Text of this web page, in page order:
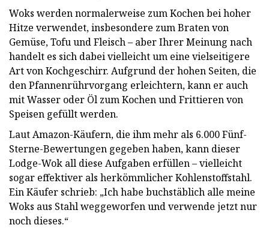
Woks werden normalerweise zum Kochen bei hoher
Hitze verwendet, insbesondere zum Braten von
Gemüse, Tofu und Fleisch – aber Ihrer Meinung nach
handelt es sich dabei vielleicht um eine vielseitigere
Art von Kochgeschirr. Aufgrund der hohen Seiten, die
den Pfannenrührvorgang erleichtern, kann er auch
mit Wasser oder Öl zum Kochen und Frittieren von
Speisen gefüllt werden.
Laut Amazon-Käufern, die ihm mehr als 6.000 Fünf-
Sterne-Bewertungen gegeben haben, kann dieser
Lodge-Wok all diese Aufgaben erfüllen – vielleicht
sogar effektiver als herkömmlicher Kohlenstoffstahl.
Ein Käufer schrieb: „Ich habe buchstäblich alle meine
Woks aus Stahl weggeworfen und verwende jetzt nur
noch dieses.“